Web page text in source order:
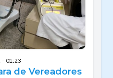
- 01:23
de Vereadores